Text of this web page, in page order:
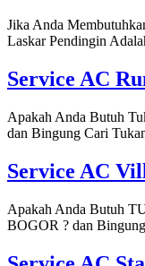
Jika Anda
Laskar Pendingin
Service AC
Apakah Anda Butuh
dan Bingung Cari
Service AC
Apakah Anda Butuh
BOGOR ? dan